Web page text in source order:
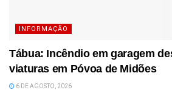
INFORMAÇÃO
Tábua: Incêndio em garagem
viaturas em Póvoa de Midões
6 DE AGOSTO, 2026